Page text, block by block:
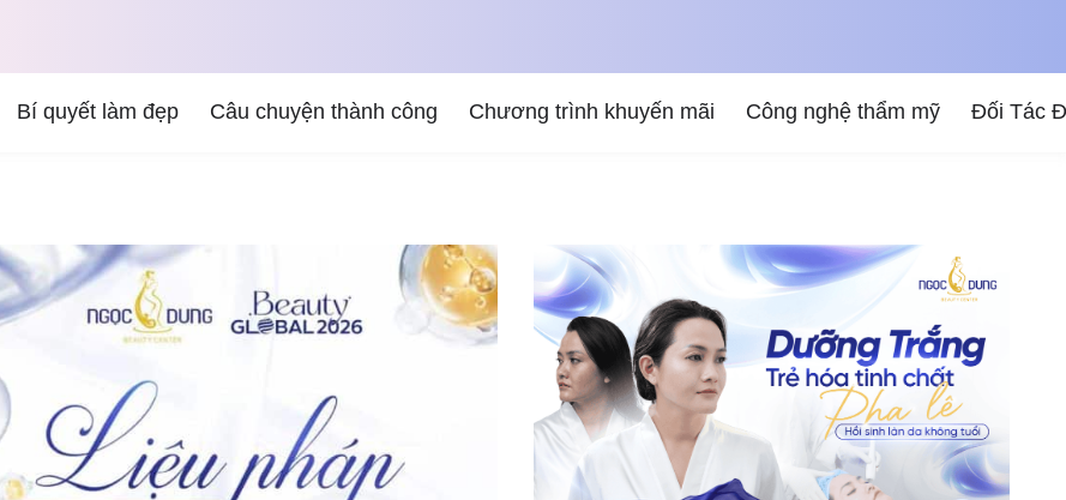
Bí quyết làm đẹp Câu chuyện thành công Chương trình khuyến mãi Công nghệ thẩm mỹ Đối Tác